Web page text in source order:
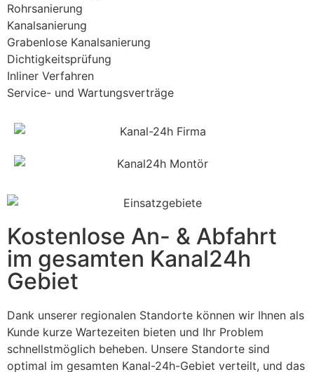
Rohrsanierung
Kanalsanierung
Grabenlose Kanalsanierung
Dichtigkeitsprüfung
Inliner Verfahren
Service- und Wartungsverträge
Kostenlose An- & Abfahrt
im gesamten Kanal24h
Gebiet
Dank unserer regionalen Standorte können wir Ihnen als
Kunde kurze Wartezeiten bieten und Ihr Problem
schnellstmöglich beheben. Unsere Standorte sind
optimal im gesamten Kanal-24h-Gebiet verteilt, und das